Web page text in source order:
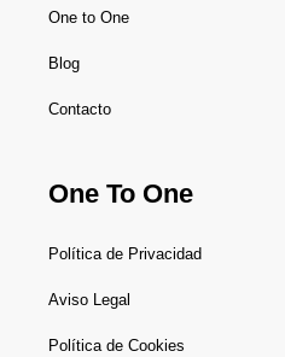
One to One
Blog
Contacto
One To One
Política de Privacidad
Aviso Legal
Política de Cookies